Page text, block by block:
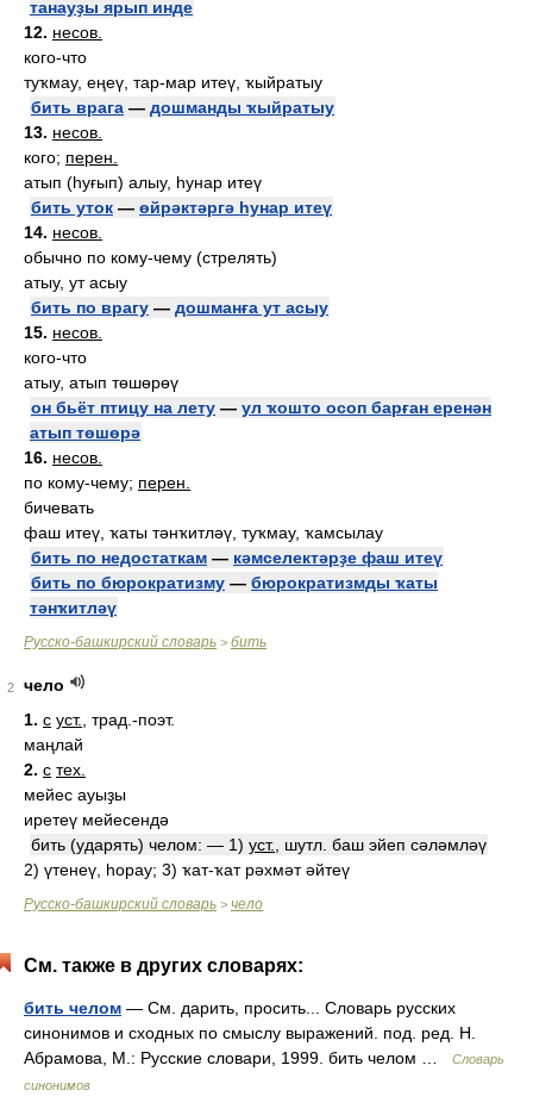
танауҙы ярып инде
12. несов.
кого-что
туҡмау, еңеү, тар-мар итеү, ҡыйратыу
бить врага — дошманды ҡыйратыу
13. несов.
кого; перен.
атып (һуғып) алыу, һунар итеү
бить уток — өйрәктәргә һунар итеү
14. несов.
обычно по кому-чему (стрелять)
атыу, ут асыу
бить по врагу — дошманға ут асыу
15. несов.
кого-что
атыу, атып төшөрөү
он бьёт птицу на лету — ул ҡошто осоп барған еренән
атып төшөрә
16. несов.
по кому-чему; перен.
бичевать
фаш итеү, ҡаты тәнҡитләү, туҡмау, ҡамсылау
бить по недостаткам — кәмселектәрҙе фаш итеү
бить по бюрократизму — бюрократизмды ҡаты
тәнҡитләү
Русско-башкирский словарь > бить
2
чело
1. с уст. , трад.-поэт.
маңлай
2. с тех.
мейес ауыҙы
иретеү мейесендә
бить (ударять) челом: — 1) уст. , шутл. баш эйеп сәләмләү
2) үтенеү, һорау; 3) ҡат-ҡат рәхмәт әйтеү
Русско-башкирский словарь > чело
См. также в других словарях:
бить челом — См. дарить, просить... Словарь русских
синонимов и сходных по смыслу выражений. под. ред. Н.
Абрамова, М.: Русские словари, 1999. бить челом …
Словарь
синонимов